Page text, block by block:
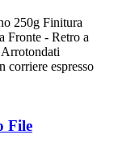
250g Finitura
Fronte - Retro a
espresso
File